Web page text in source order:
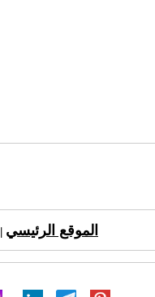
الموقع الرئيسي